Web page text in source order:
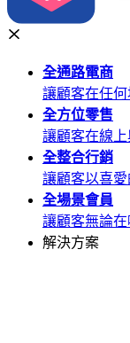
全通路電商
讓顧客在任
全方位零售
讓顧客在線
全整合行銷
讓顧客以喜
全場景會員
讓顧客無論
解決方案